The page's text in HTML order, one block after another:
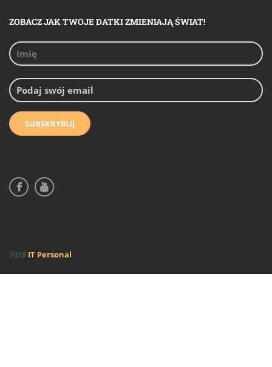
ZOBACZ JAK TWOJE DATKI ZMIENIAJĄ ŚWIAT!
2018 IT Personal